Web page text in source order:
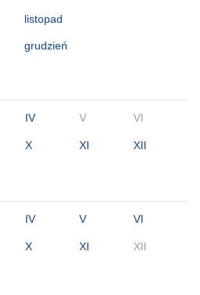
listopad
grudzień
IV V VI
X XI XII
IV V VI
X XI XII